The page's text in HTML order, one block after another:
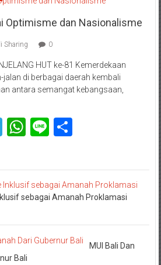
Optimisme dan Nasionalisme
Sharing 0
HUT ke-81 Kemerdekaan
jalan di berbagai daerah kembali
antara semangat kebangsaan,
Telegram
WhatsApp
LineShare
sebagai Amanah Proklamasi
MUI Bali Dan
Bali